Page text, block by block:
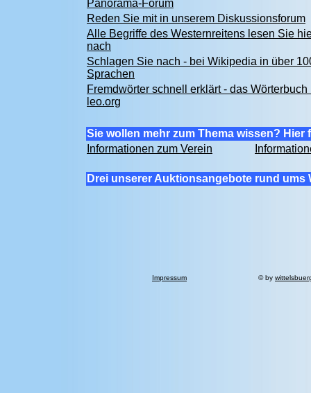
Panorama-Forum
Reden Sie mit in unserem Diskussionsforum
Alle Begriffe des Westernreitens lesen Sie
nach
Schlagen Sie nach - bei Wikipedia in über
Sprachen
Fremdwörter schnell erklärt - das Wörterbuch
leo.org
Sie wollen mehr zum Thema wissen? Hier
Informationen zum Verein
Drei unserer Auktionsangebote rund ums
Impressum © by